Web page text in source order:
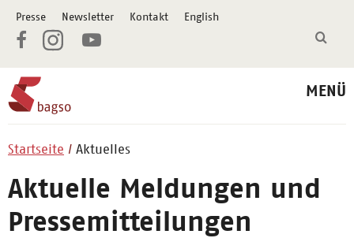
Presse Newsletter Kontakt English
MENÜ
Startseite Aktuelles
Aktuelle Meldungen und
Pressemitteilungen